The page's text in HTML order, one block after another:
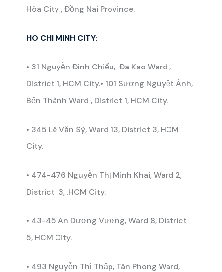
Hòa City , Đồng Nai Province.
HO CHI MINH CITY:
• 31 Nguyễn Đình Chiểu, Đa Kao Ward ,
District 1, HCM City.• 101 Sương Nguyệt Ánh,
Bến Thành Ward , District 1, HCM City.
• 345 Lê Văn Sỹ, Ward 13, District 3, HCM
City.
• 474-476 Nguyễn Thị Minh Khai, Ward 2,
District 3, .HCM City.
• 43-45 An Dương Vương, Ward 8, District
5, HCM City.
• 493 Nguyễn Thị Thập, Tân Phong Ward,